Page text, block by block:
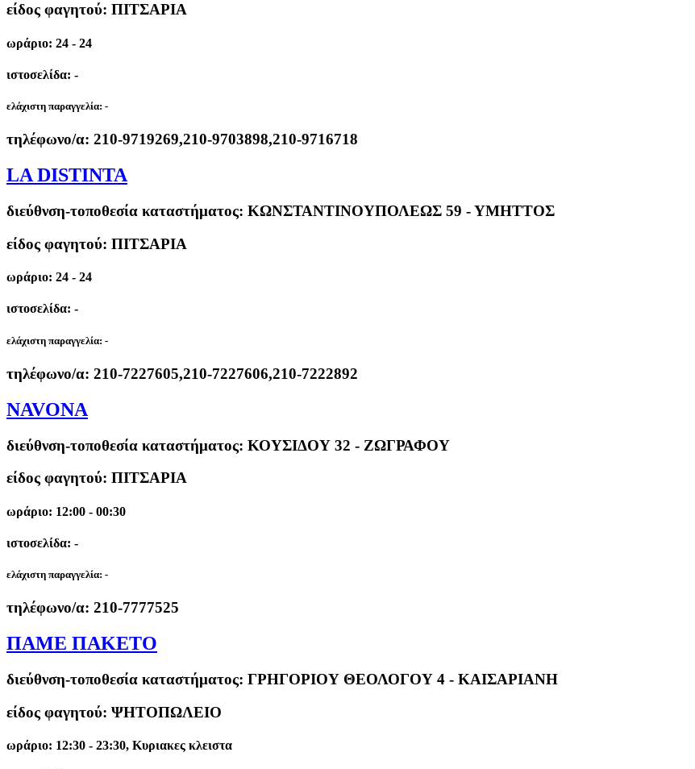
είδος φαγητού: ΠΙΤΣΑΡΙΑ
ωράριο: 24 - 24
ιστοσελίδα: -
ελάχιστη παραγγελία: -
τηλέφωνο/α: 210-9719269,210-9703898,210-9716718
LA DISTINTA
διεύθνση-τοποθεσία καταστήματος: ΚΩΝΣΤΑΝΤΙΝΟΥΠΟΛΕΩΣ 59 - ΥΜΗΤΤΟΣ
είδος φαγητού: ΠΙΤΣΑΡΙΑ
ωράριο: 24 - 24
ιστοσελίδα: -
ελάχιστη παραγγελία: -
τηλέφωνο/α: 210-7227605,210-7227606,210-7222892
NAVONA
διεύθνση-τοποθεσία καταστήματος: ΚΟΥΣΙΔΟΥ 32 - ΖΩΓΡΑΦΟΥ
είδος φαγητού: ΠΙΤΣΑΡΙΑ
ωράριο: 12:00 - 00:30
ιστοσελίδα: -
ελάχιστη παραγγελία: -
τηλέφωνο/α: 210-7777525
ΠΑΜΕ ΠΑΚΕΤΟ
διεύθνση-τοποθεσία καταστήματος: ΓΡΗΓΟΡΙΟΥ ΘΕΟΛΟΓΟΥ 4 - ΚΑΙΣΑΡΙΑΝΗ
είδος φαγητού: ΨΗΤΟΠΩΛΕΙΟ
ωράριο: 12:30 - 23:30, Κυριακες κλειστα